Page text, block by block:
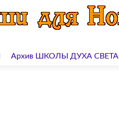
Архив ШКОЛЫ ДУХА СВЕТА